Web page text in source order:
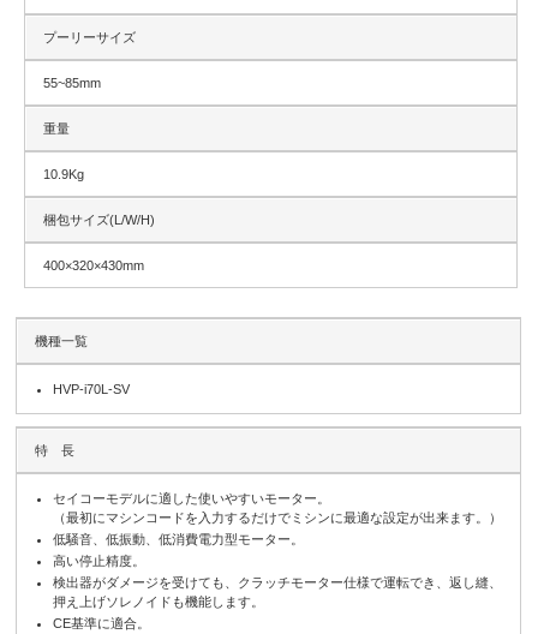
プーリーサイズ
55~85mm
重量
10.9Kg
梱包サイズ(L/W/H)
400×320×430mm
機種一覧
HVP-i70L-SV
特 長
セイコーモデルに適した使いやすいモーター。
（最初にマシンコードを入力するだけでミシンに最適な設定が出来ます。）
低騒音、低振動、低消費電力型モーター。
高い停止精度。
検出器がダメージを受けても、クラッチモーター仕様で運転でき、返し縫、
押え上げソレノイドも機能します。
CE基準に適合。